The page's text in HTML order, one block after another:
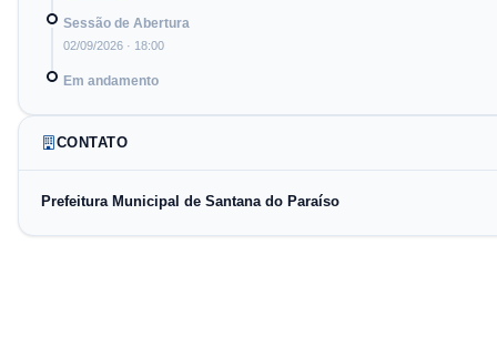
Sessão de Abertura
02/09/2026 · 18:00
Em andamento
CONTATO
Prefeitura Municipal de Santana do Paraíso